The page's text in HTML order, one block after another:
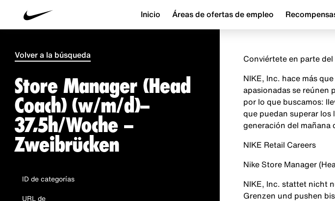
Inicio Áreas de ofertas de empleo
Volver a la búsqueda
Store Manager (Head
Coach) (w/m/d)–
37,5h/Woche –
Zweibrücken
ID de categorías
URL de
Conviértete en parte
NIKE, Inc. hace más
apasionadas se reúnen
por lo que buscamos:
que puedan superar
generación del mañana
NIKE Retail Careers
Nike Store Manager
NIKE, Inc. stattet nicht
Grenzen und pushen